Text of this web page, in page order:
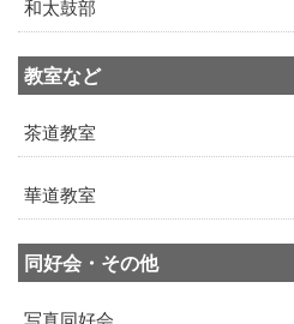
和太鼓部
教室など
茶道教室
華道教室
同好会・その他
写真同好会